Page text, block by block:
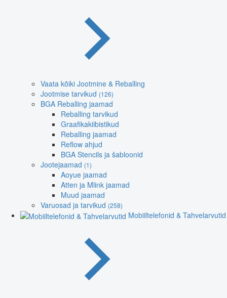
Vaata kõiki Jootmine & Reballing
Jootmise tarvikud (126)
BGA Reballing jaamad
Reballing tarvikud
Graafikakiibistikud
Reballing jaamad
Reflow ahjud
BGA Stencils ja šabloonid
Jootejaamad (1)
Aoyue jaamad
Atten ja Mlink jaamad
Muud jaamad
Varuosad ja tarvikud (258)
Mobiiltelefonid & Tahvelarvutid